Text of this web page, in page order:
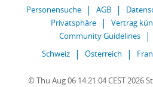
Personensuche AGB
Privatsphäre
Vertrag
Community Guidelines
Schweiz
Österreich
© Thu Aug 06 14:21:04 CEST 2026